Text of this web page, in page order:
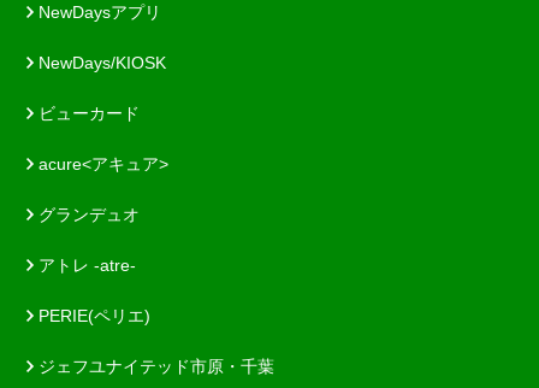
NewDaysアプリ
NewDays/KIOSK
ビューカード
acure<アキュア>
グランデュオ
アトレ -atre-
PERIE(ペリエ)
ジェフユナイテッド市原・千葉